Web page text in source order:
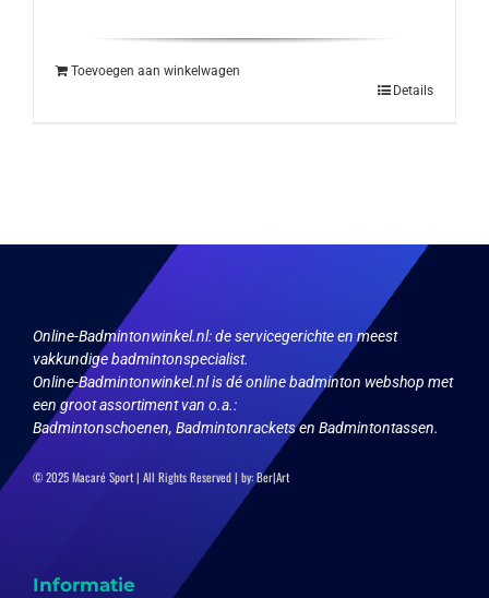
Toevoegen aan winkelwagen
Details
Online-Badmintonwinkel.nl:de servicegerichte en meest
vakkundige badmintonspecialist.
Online-Badmintonwinkel.nl is dé online badminton webshop met
een groot assortiment van o.a.:
Badmintonschoenen, Badmintonrackets en Badmintontassen.
© 2025 Macaré Sport | All Rights Reserved | by:Ber|Art
Informatie